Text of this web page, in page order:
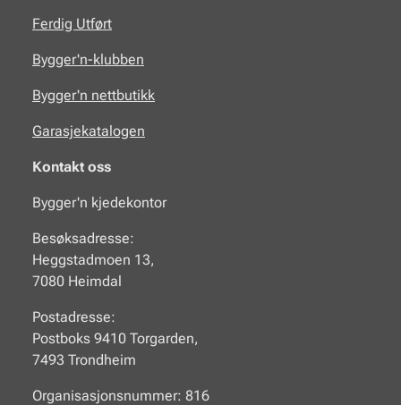
Ferdig Utført
Bygger'n-klubben
Bygger'n nettbutikk
Garasjekatalogen
Kontakt oss
Bygger'n kjedekontor
Besøksadresse:
Heggstadmoen 13,
7080 Heimdal
Postadresse:
Postboks 9410 Torgarden,
7493 Trondheim
Organisasjonsnummer: 816